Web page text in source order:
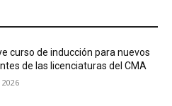
curso de inducción para nuevos
de las licenciaturas del CMA